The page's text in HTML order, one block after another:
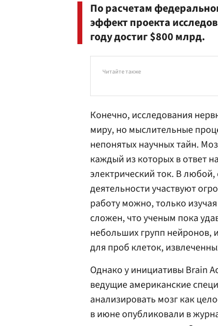
По расчетам
эффект проекта
году достиг $800 млрд.
Читайте также
Конечно, исследования
миру, но мыслительные
непонятых научных тайн.
каждый из которых в ответ
электрический ток. В
деятельности участвуют
работу можно, только
сложен, что ученым пока
небольших групп нейронов,
для проб клеток,
Однако у инициативы Brain
ведущие американские
анализировать мозг как
в июне опубликовали в